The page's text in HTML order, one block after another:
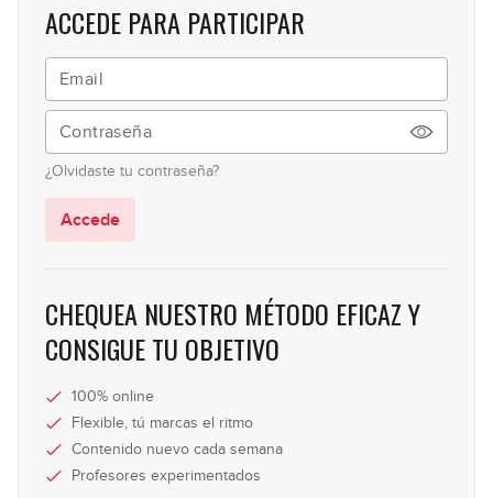
23
Sorteo Navidad 2024
24
01:11:43
25
26
01:32:46
Live #26 Sacar canciones de oído
27
01:51:36
ACCEDE PARA PARTICIPAR
¿Olvidaste tu contraseña?
Accede
CHEQUEA NUESTRO MÉTODO EFICAZ Y
CONSIGUE TU OBJETIVO
100% online
Flexible, tú marcas el ritmo
Contenido nuevo cada semana
Profesores experimentados